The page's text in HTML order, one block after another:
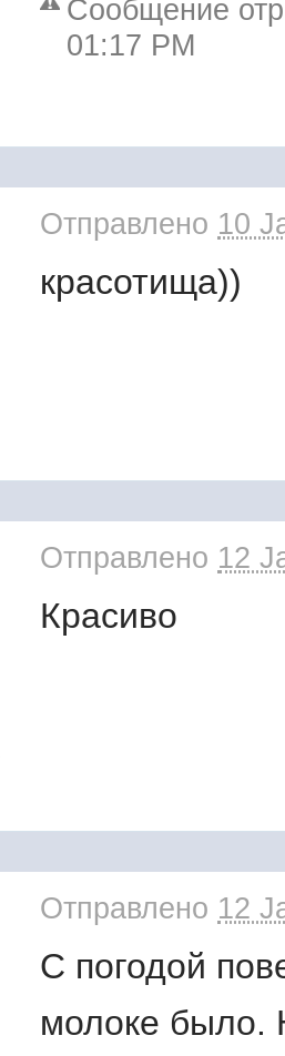
Сообщение
01:17 PM
Отправлено 10
красотища))
Отправлено 12
Красиво
Отправлено 12
С погодой
молоке было.